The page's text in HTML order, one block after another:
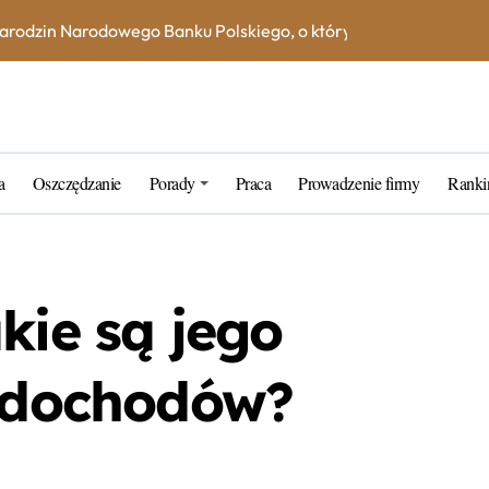
książeczce mieszkaniowej w 2023 roku? Skorzystaj z
jak uniknąć dodatkowych kosztów i opłat?
porady na 2023 rok
wybrać najlepszą inwestycję dla siebie?
Oszczędzanie Porady Praca Prowadzenie firmy
są jego